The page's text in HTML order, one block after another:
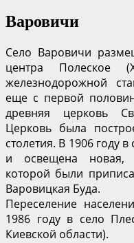
Варовичи
Село Варовичи
центра
железнодорожной
еще с первой
древняя церковь
Церковь была
столетия. В 1906 году
и освещена новая,
которой были
Варовицкая Буда.
Переселение
1986 году в село
Киевской области).